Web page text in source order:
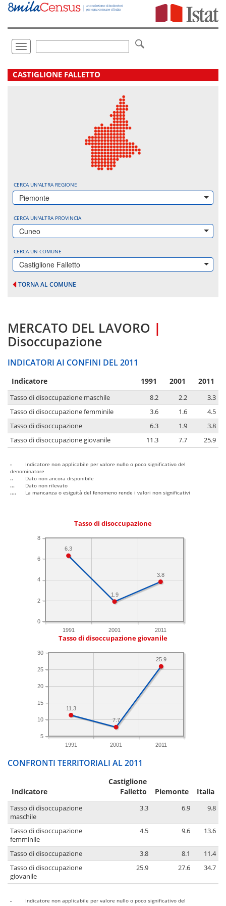
Vai
direttamente
Toggle
navigation
.
CASTIGLIONE FALLETTO
CERCA UN'ALTRA REGIONE
Piemonte
CERCA UN'ALTRA PROVINCIA
Cuneo
CERCA UN COMUNE
Castiglione Falletto
TORNA AL COMUNE
MERCATO DEL LAVORO |
Disoccupazione
INDICATORI AI CONFINI DEL 2011
Indicatore 1991 2001 2011
Tasso di disoccupazione maschile 8.2 2.2
3.3
Tasso di disoccupazione femminile
3.6 1.6
4.5
Tasso di disoccupazione
6.3 1.9
3.8
Tasso di disoccupazione giovanile
11.3 7.7 25.9
-
Indicatore non applicabile per valore nullo o poco significativo del
denominatore
..
Dato non ancora disponibile
...
Dato non rilevato
....
La mancanza o esiguità del fenomeno rende i valori non significativi
Tasso di disoccupazione
1991 2001 2011
0
2
4
6
8
3.8
1.9
6.3
Tasso di disoccupazione giovanile
1991 2001 2011
5
10
15
20
25
30
25.9
7.7
11.3
CONFRONTI TERRITORIALI AL 2011
Indicatore
Castiglione
Falletto
Piemonte Italia
Tasso di disoccupazione
maschile
3.3 6.9 9.8
Tasso di disoccupazione
femminile
4.5 9.6 13.6
Tasso di disoccupazione 3.8 8.1
11.4
Tasso di disoccupazione
giovanile
25.9 27.6 34.7
-
Indicatore non applicabile per valore nullo o poco significativo del